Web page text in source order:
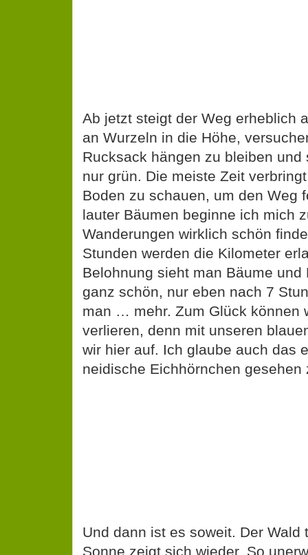
Ab jetzt steigt der Weg erheblich
an Wurzeln in die Höhe,
Rucksack hängen zu bleiben und
nur grün. Die meiste Zeit
Boden zu schauen, um den Weg
lauter Bäumen beginne ich mich
Wanderungen wirklich schön
Stunden werden die Kilometer
Belohnung sieht man Bäume und
ganz schön, nur eben nach 7
man … mehr. Zum Glück können
verlieren, denn mit unseren
wir hier auf. Ich glaube auch das
neidische Eichhörnchen gesehen
Und dann ist es soweit. Der Wald
Sonne zeigt sich wieder. So